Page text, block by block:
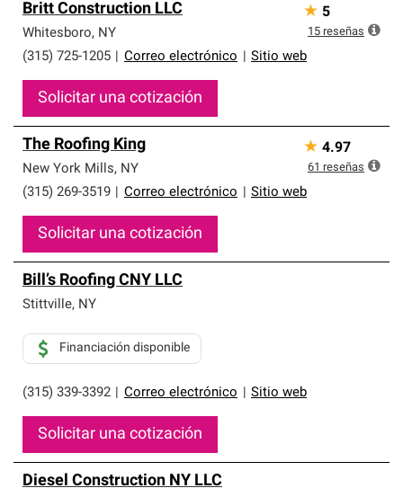
Britt Construction LLC
Whitesboro, NY
(315) 725-1205
Correo electrónico Sitio web
Solicitar una cotización
★ 5
15 reseñas
The Roofing King
New York Mills, NY
(315) 269-3519
Correo electrónico Sitio web
Solicitar una cotización
★ 4.97
61 reseñas
Bill’s Roofing CNY LLC
Stittville, NY
(315) 339-3392 Correo electrónico Sitio web
Financiación disponible
Solicitar una cotización
Diesel Construction NY LLC